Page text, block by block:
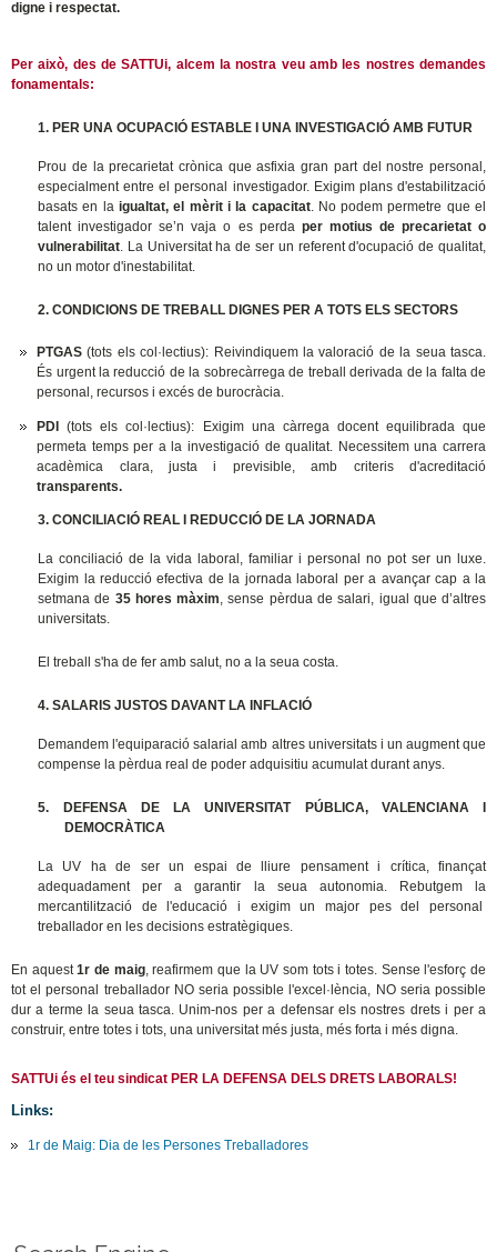
digne i respectat.
Per això, des de SATTUi, alcem la nostra veu amb les nostres demandes
fonamentals:
1. PER UNA OCUPACIÓ ESTABLE I UNA INVESTIGACIÓ AMB FUTUR
Prou de la precarietat crònica que asfixia gran part del nostre personal,
especialment entre el personal investigador. Exigim plans d'estabilització
basats en la igualtat, el mèrit i la capacitat. No podem permetre que el
talent investigador se’n vaja o es perda per motius de precarietat o
vulnerabilitat. La Universitat ha de ser un referent d'ocupació de qualitat,
no un motor d'inestabilitat.
2. CONDICIONS DE TREBALL DIGNES PER A TOTS ELS SECTORS
PTGAS(tots els col·lectius): Reivindiquem la valoració de la seua tasca.
És urgent la reducció de la sobrecàrrega de treball derivada de la falta de
personal, recursos i excés de burocràcia.
PDI(tots els col·lectius): Exigim una càrrega docent equilibrada que
permeta temps per a la investigació de qualitat. Necessitem una carrera
acadèmica clara, justa i previsible, amb criteris d'acreditació
transparents.
3. CONCILIACIÓ REAL I REDUCCIÓ DE LA JORNADA
La conciliació de la vida laboral, familiar i personal no pot ser un luxe.
Exigim la reducció efectiva de la jornada laboral per a avançar cap a la
setmana de 35 hores màxim, sense pèrdua de salari, igual que d’altres
universitats.
El treball s'ha de fer amb salut, no a la seua costa.
4. SALARIS JUSTOS DAVANT LA INFLACIÓ
Demandem l'equiparació salarial amb altres universitats i un augment que
compense la pèrdua real de poder adquisitiu acumulat durant anys.
5. DEFENSA DE LA UNIVERSITAT PÚBLICA, VALENCIANA I
DEMOCRÀTICA
La UV ha de ser un espai de lliure pensament i crítica, finançat
adequadament per a garantir la seua autonomia. Rebutgem la
mercantilització de l'educació i exigim un major pes del personal
treballador en les decisions estratègiques.
En aquest1r de maig, reafirmem que la UV som tots i totes. Sense l'esforç de
tot el personal treballador NO seria possible l'excel·lència, NO seria possible
dur a terme la seua tasca. Unim-nos per a defensar els nostres drets i per a
construir, entre totes i tots, una universitat més justa, més forta i més digna.
SATTUi és el teu sindicat PER LA DEFENSA DELS DRETS LABORALS!
Links:
1r de Maig: Dia de les Persones Treballadores